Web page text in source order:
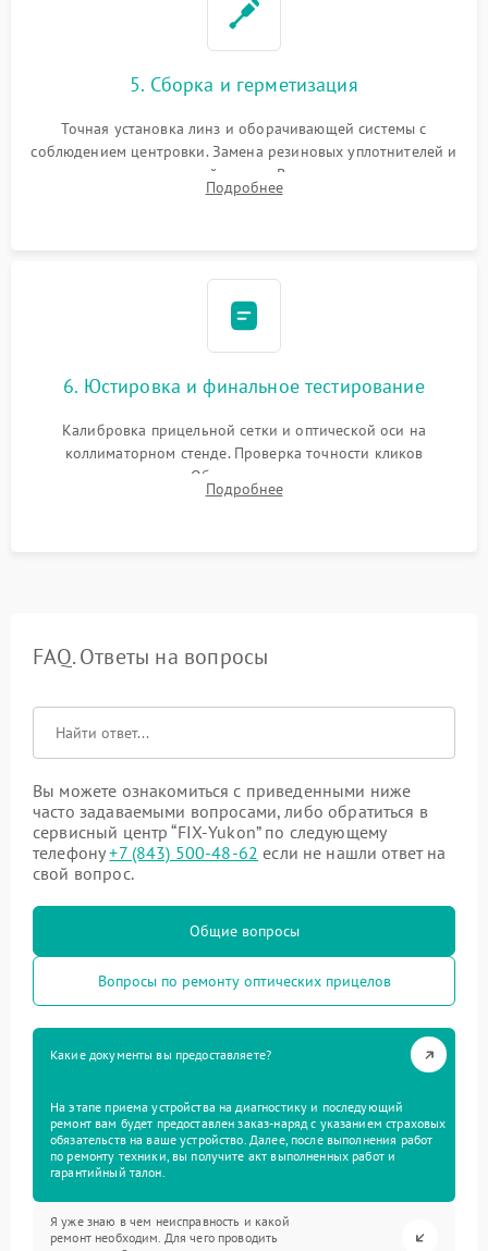
5. Сборка и герметизация
Точная установка линз и оборачивающей системы с
соблюдением центровки. Замена резиновых уплотнителей и
нанесение влагозащитной смазки. Вакуумирование корпуса
и заполнение его осушенным азотом или аргоном для
Подробнее
6. Юстировка и финальное тестирование
Калибровка прицельной сетки и оптической оси на
коллиматорном стенде. Проверка точности кликов
механизма поправок. Обязательное испытание прицела на
ударном стенде для проверки устойчивости к отдаче и
Подробнее
FAQ. Ответы на вопросы
Вы можете ознакомиться с приведенными ниже
часто задаваемыми вопросами, либо обратиться в
сервисный центр “FIX-Yukon” по следующему
телефону+7 (843) 500-48-62 если не нашли ответ на
свой вопрос.
Общие вопросы
Вопросы по ремонту оптических прицелов
Какие документы вы предоставляете?
На этапе приема устройства на диагностику и последующий
ремонт вам будет предоставлен заказ-наряд с указанием страховых
обязательств на ваше устройство. Далее, после выполнения работ
по ремонту техники, вы получите акт выполненных работ и
гарантийный талон.
Я уже знаю в чем неисправность и какой
ремонт необходим. Для чего проводить